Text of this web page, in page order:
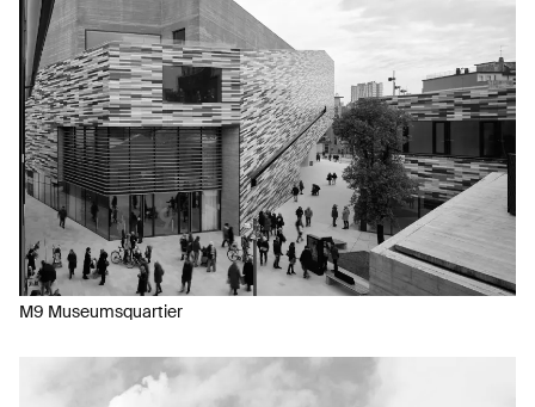
M9 Museumsquartier